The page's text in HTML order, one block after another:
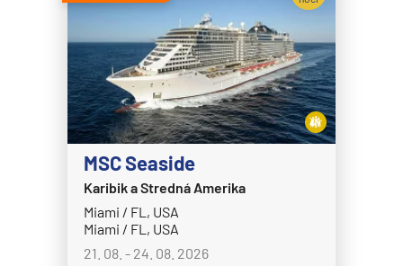
Expedičné plavby
Antarktída
Arktída
Expedičné plavby
Galapágy
Potvrdiť zrušiť výber
Celebrity Eclipse
Celebrity Edge
Celebrity Equinox
Celebrity Flora
Celebrity Infinity
Celebrity Millennium
Celebrity Reflection®
Celebrity Silhouette®
Celebrity Solstice®
MSC Seaside
Karibik a Stredná Amerika
Miami / FL, USA
Miami / FL, USA
21. 08. - 24. 08. 2026